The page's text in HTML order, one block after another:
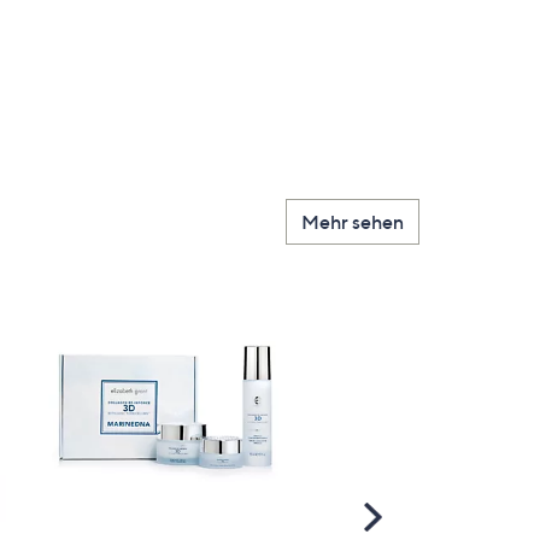
Mehr sehen
Scroll